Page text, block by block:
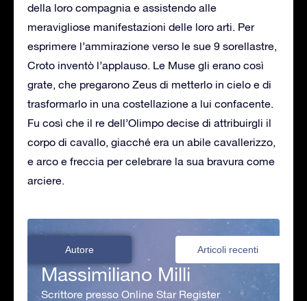
della loro compagnia e assistendo alle
meravigliose manifestazioni delle loro arti. Per
esprimere l’ammirazione verso le sue 9 sorellastre,
Croto inventò l’applauso. Le Muse gli erano così
grate, che pregarono Zeus di metterlo in cielo e di
trasformarlo in una costellazione a lui confacente.
Fu così che il re dell’Olimpo decise di attribuirgli il
corpo di cavallo, giacché era un abile cavallerizzo,
e arco e freccia per celebrare la sua bravura come
arciere.
Autore Articoli recenti
Massimiliano Milli
Scrittore presso Online Star Register